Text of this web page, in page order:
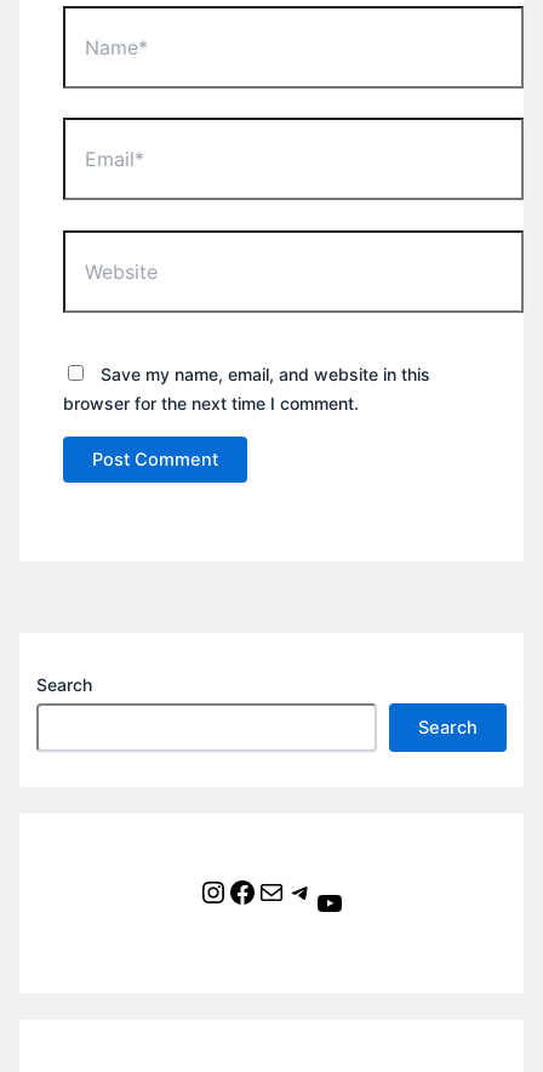
Save my name, email, and website in this
browser for the next time I comment.
Search
Search
Instagram Facebook Mail Telegram YouTube